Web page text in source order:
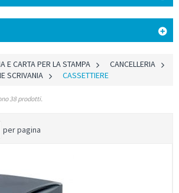
E CARTA PER LA STAMPA >
CANCELLERIA
SCRIVANIA > CASSETTIERE
38 prodotti.
per pagina